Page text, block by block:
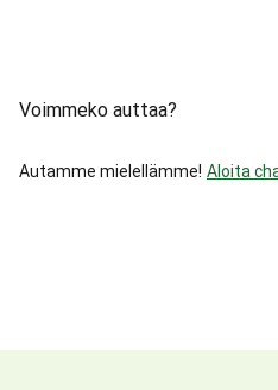
Voimmeko auttaa?
Autamme mielellämme! Aloita